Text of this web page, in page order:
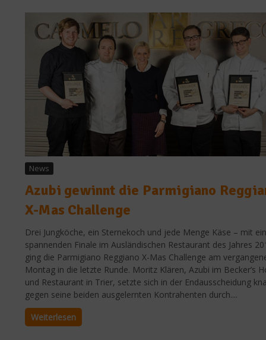
News
Azubi gewinnt die Parmigiano
X-Mas Challenge
Drei Jungköche, ein Sternekoch und jede Menge Käse – mit
spannenden Finale im Ausländischen Restaurant des Jahres
ging die Parmigiano Reggiano X-Mas Challenge am
Montag in die letzte Runde. Moritz Klären, Azubi im Becker’s
und Restaurant in Trier, setzte sich in der Endausscheidung
gegen seine beiden ausgelernten Kontrahenten durch....
Weiterlesen